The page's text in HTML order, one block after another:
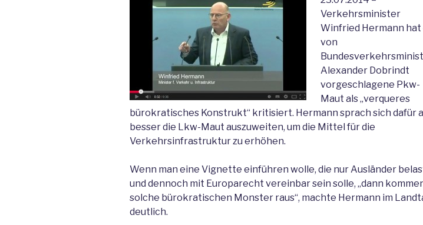
Verkehrsminister
Winfried Hermann hat
von
Alexander Dobrindt
vorgeschlagene Pkw-
Maut als „verqueres
bürokratisches Konstrukt“ kritisiert. Hermann sprach sich dafür
besser die Lkw-Maut auszuweiten, um die Mittel für die
Verkehrsinfrastruktur zu erhöhen.
Wenn man eine Vignette einführen wolle, die nur Ausländer
und dennoch mit Europarecht vereinbar sein solle, „dann
solche bürokratischen Monster raus“, machte Hermann im
deutlich.